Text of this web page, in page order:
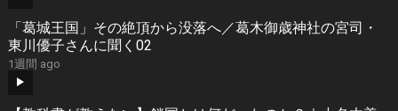
「葛城王国」その絶頂から没落へ／葛木御歳神社の宮司・
東川優子さんに聞く02
1週間 ago